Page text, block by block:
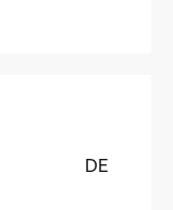
DE